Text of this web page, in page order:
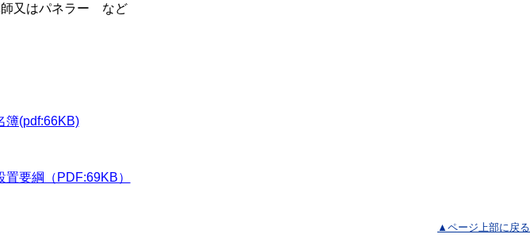
又はパネラー など
簿(pdf:66KB)
要綱（PDF:69KB）
▲ページ上部に戻る